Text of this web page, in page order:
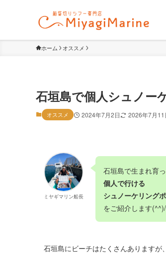
ホーム オススメ
石垣島で個人シュノー
オススメ 2024年7月2日 2026年7月11
ミヤギマリン船長
石垣島で生まれ育
個人で行ける
シュノーケリング
をご紹介します(^^)/
石垣島にビーチはたくさんあります